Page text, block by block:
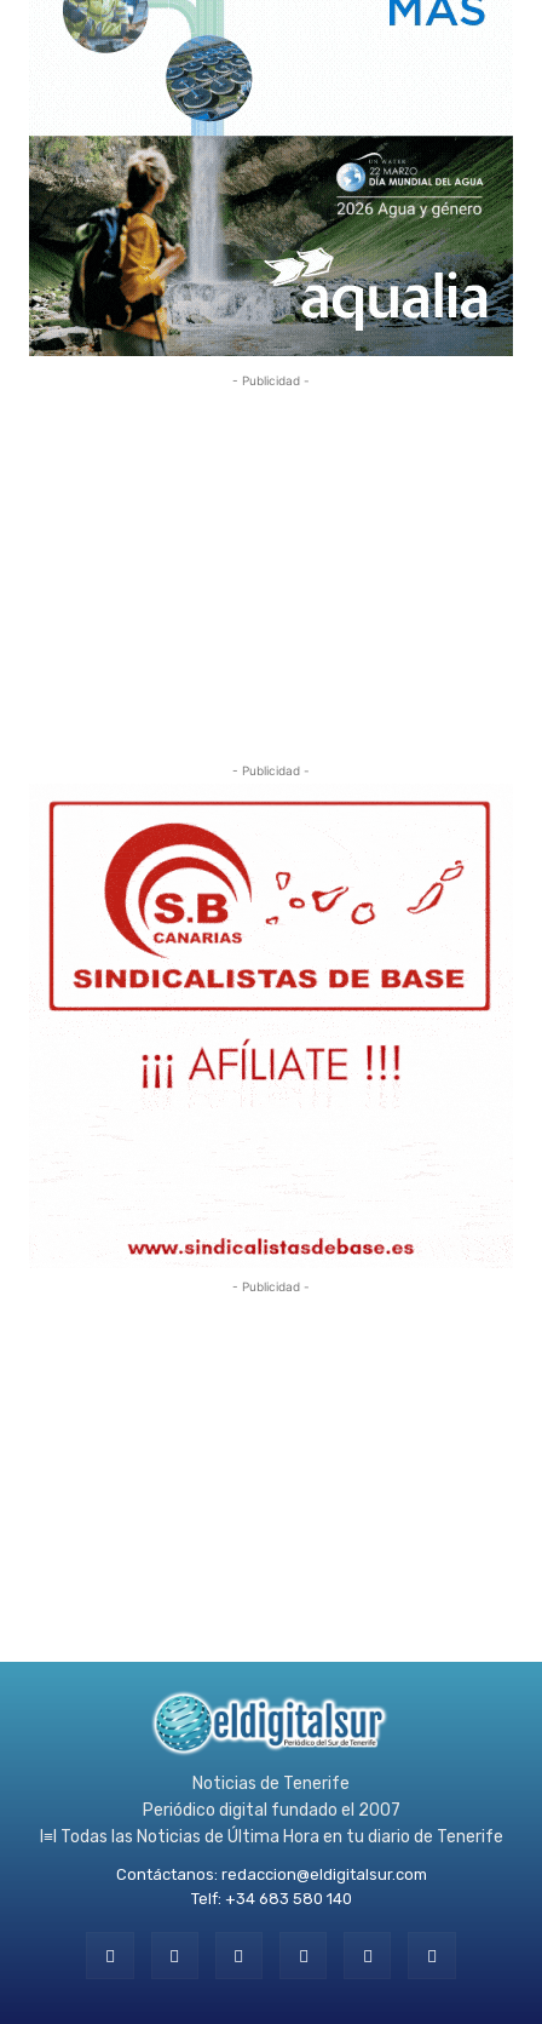
- Publicidad -
- Publicidad -
- Publicidad -
Noticias de Tenerife
Periódico digital fundado el 2007
l≡l Todas las Noticias de Última Hora en tu diario de Tenerife
Contáctanos: redaccion@eldigitalsur.com
Telf: +34 683 580 140